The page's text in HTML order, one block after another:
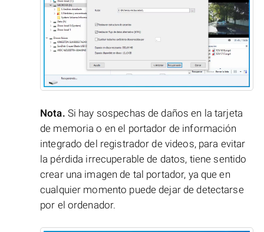
Nota. Si hay sospechas de daños en la tarjeta
de memoria o en el portador de información
integrado del registrador de videos, para evitar
la pérdida irrecuperable de datos, tiene sentido
crear una imagen de tal portador, ya que en
cualquier momento puede dejar de detectarse
por el ordenador.